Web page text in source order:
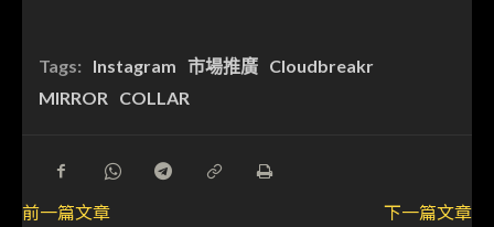
Tags: Instagram 市場推廣 Cloudbreakr
MIRROR
COLLAR
前一篇文章
下一篇文章